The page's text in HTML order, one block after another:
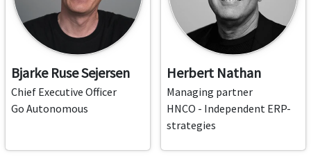
Bjarke Ruse Sejersen
Chief Executive Officer
Go Autonomous
Herbert Nathan
Managing partner
HNCO - Independent ERP-
strategies